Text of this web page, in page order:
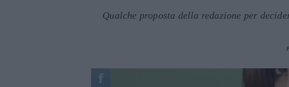
Qualche proposta della redazione per